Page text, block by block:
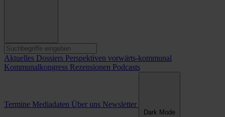
Aktuelles Dossiers Perspektiven vorwärts-kommunal
Kommunalkongress Rezensionen Podcasts
Termine Mediadaten Über uns Newsletter
Dark Mode